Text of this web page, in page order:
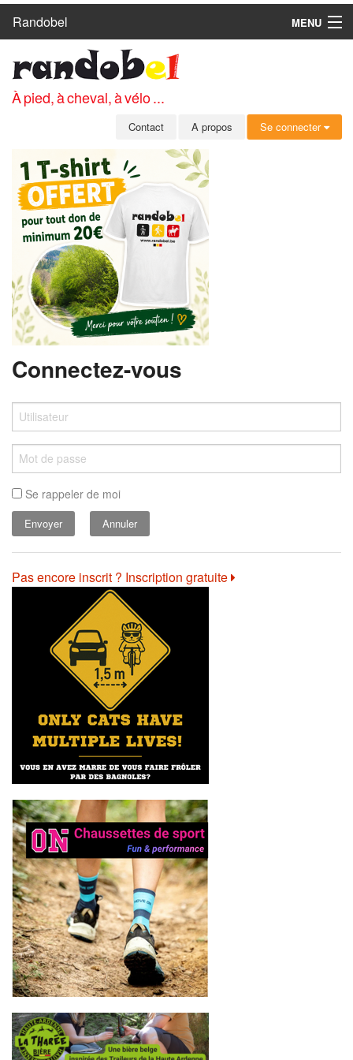
Randobel
MENU
CIRCUITS
CLUBS
MEMBRES
SE CONNECTER
INSCRIPTION GRATUITE
MOT DE PASSE OUBLIÉ
À pied, à cheval, à vélo ...
Contact A propos Se connecter
Connectez-vous
Se rappeler de moi
Annuler
Pas encore inscrit ? Inscription gratuite